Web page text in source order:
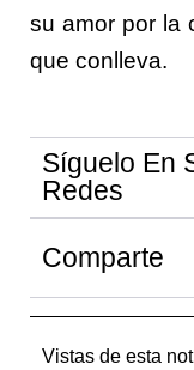
su amor por la
que conlleva.
Síguelo En
Redes
Comparte
Vistas de esta